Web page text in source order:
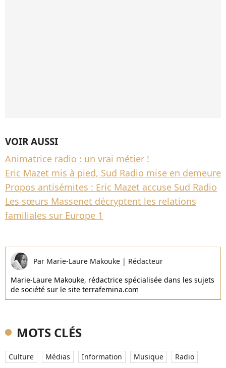
VOIR AUSSI
Animatrice radio : un vrai métier !
Eric Mazet mis à pied, Sud Radio mise en demeure
Propos antisémites : Eric Mazet accuse Sud Radio
Les sœurs Massenet décryptent les relations
familiales sur Europe 1
Par Marie-Laure Makouke | Rédacteur
Marie-Laure Makouke, rédactrice spécialisée dans les sujets
de société sur le site terrafemina.com
MOTS CLÉS
Culture Médias Information Musique Radio